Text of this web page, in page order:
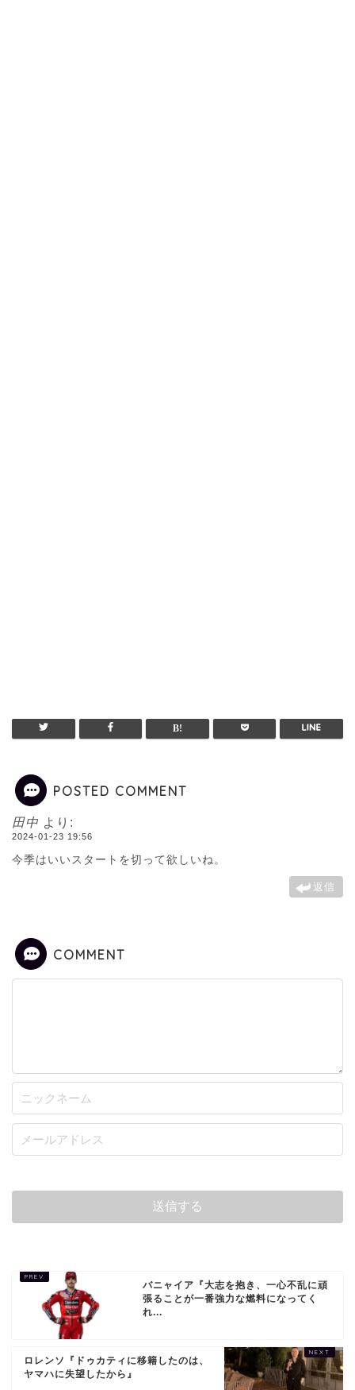
POSTED COMMENT
田中 より:
2024-01-23 19:56
今季はいいスタートを切って欲しいね。
返信
COMMENT
バニャイア『大志を抱き、一心不乱に頑
張ることが一番強力な燃料になってく
れ...
ロレンソ『ドゥカティに移籍したのは、
ヤマハに失望したから』